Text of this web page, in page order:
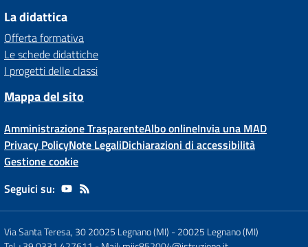
La didattica
Offerta formativa
Le schede didattiche
I progetti delle classi
Mappa del sito
Amministrazione TrasparenteAlbo onlineInvia una MAD
Privacy PolicyNote LegaliDichiarazioni di accessibilità
Gestione cookie
Seguici su:
Via Santa Teresa, 30 20025 Legnano (MI) -20025 Legnano (MI)